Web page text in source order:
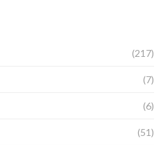
(217)
(7)
(6)
(51)